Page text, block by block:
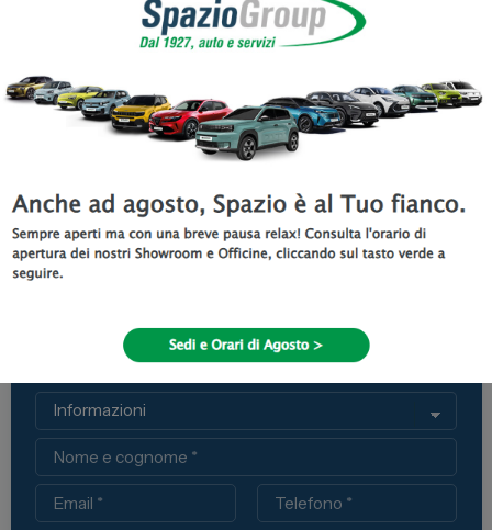
Sei interessato a Citroen Ë-
Berlingo Van?
compila questo modulo.
Nome
Email Telefono